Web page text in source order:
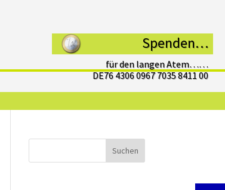
Spenden…
für den langen Atem……
DE76 4306 0967 7035 8411 00
Suchen